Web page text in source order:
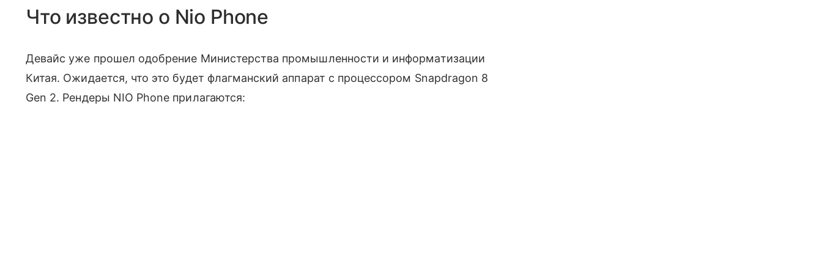
Что известно о Nio Phone
Девайс уже прошел одобрение Министерства промышленности и информатизации
Китая. Ожидается, что это будет флагманский аппарат с процессором Snapdragon 8
Gen 2. Рендеры NIO Phone прилагаются: